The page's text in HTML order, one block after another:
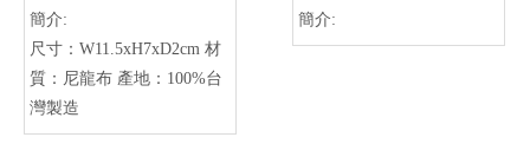
簡介:
尺寸：W11.5xH7xD2cm 材
質：尼龍布 產地：100%台
灣製造
簡介: